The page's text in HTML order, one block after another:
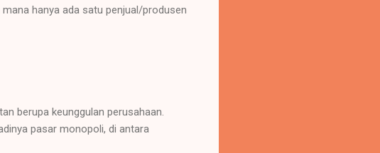
hanya ada satu penjual/produsen
berupa keunggulan perusahaan.
pasar monopoli, di antara